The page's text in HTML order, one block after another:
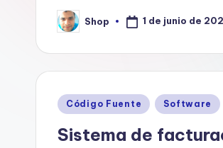
Publicado
por
Shop 1 de junio de
Publicado
Código Fuente Software
Sistema de